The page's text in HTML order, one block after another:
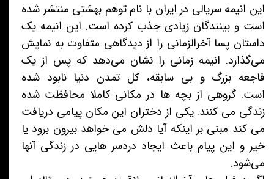
این انیمه سریالی در ایران با نام توهم بهشتی منتشر شده
است و بینندگان زیادی جذب کرده است. این انیمه یک
داستان پسا آخرالزمانی را از دیدگاهی متفاوت به نمایش
می‌گذارد. انیمه زمانی را نشان می‌دهد که پس از یک
فاجعه بزرگ و بی سابقه، کل تمدن دنیا نابود شده
است. گروهی از بچه ها در مکانی کاملا محافظت شده
زندگی می کنند. یکی از دختران این مکان پیامی دریافت
می کند مبنی بر اینکه آیا دلش می خواهد بیرون برود یا
خیر و این پیام باعث ایجاد دردسر هایی در زندگی آنها
می‌شود.